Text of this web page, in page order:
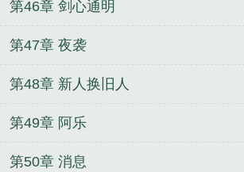
第46章 剑心通明
第47章 夜袭
第48章 新人换旧人
第49章 阿乐
第50章 消息